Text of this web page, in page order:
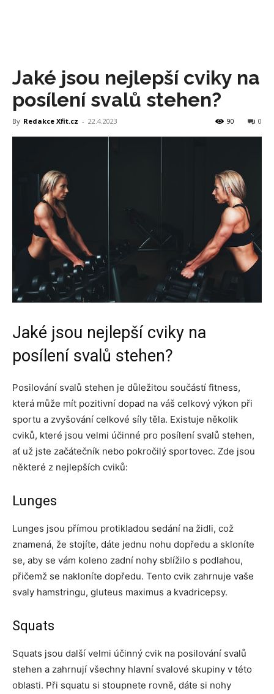
Jaké jsou nejlepší cviky na
posílení svalů stehen?
By Redakce Xfit.cz - 22.4.2023 0
90
Jaké jsou nejlepší cviky na
posílení svalů stehen?
Posilování svalů stehen je důležitou součástí fitness,
která může mít pozitivní dopad na váš celkový výkon při
sportu a zvyšování celkové síly těla. Existuje několik
cviků, které jsou velmi účinné pro posílení svalů stehen,
ať už jste začátečník nebo pokročilý sportovec. Zde jsou
některé z nejlepších cviků:
Lunges
Lunges jsou přímou protikladou sedání na židli, což
znamená, že stojíte, dáte jednu nohu dopředu a skloníte
se, aby se vám koleno zadní nohy sblížilo s podlahou,
přičemž se nakloníte dopředu. Tento cvik zahrnuje vaše
svaly hamstringu, gluteus maximus a kvadricepsy.
Squats
Squats jsou další velmi účinný cvik na posilování svalů
stehen a zahrnují všechny hlavní svalové skupiny v této
oblasti. Při squatu si stoupnete rovně, dáte si nohy